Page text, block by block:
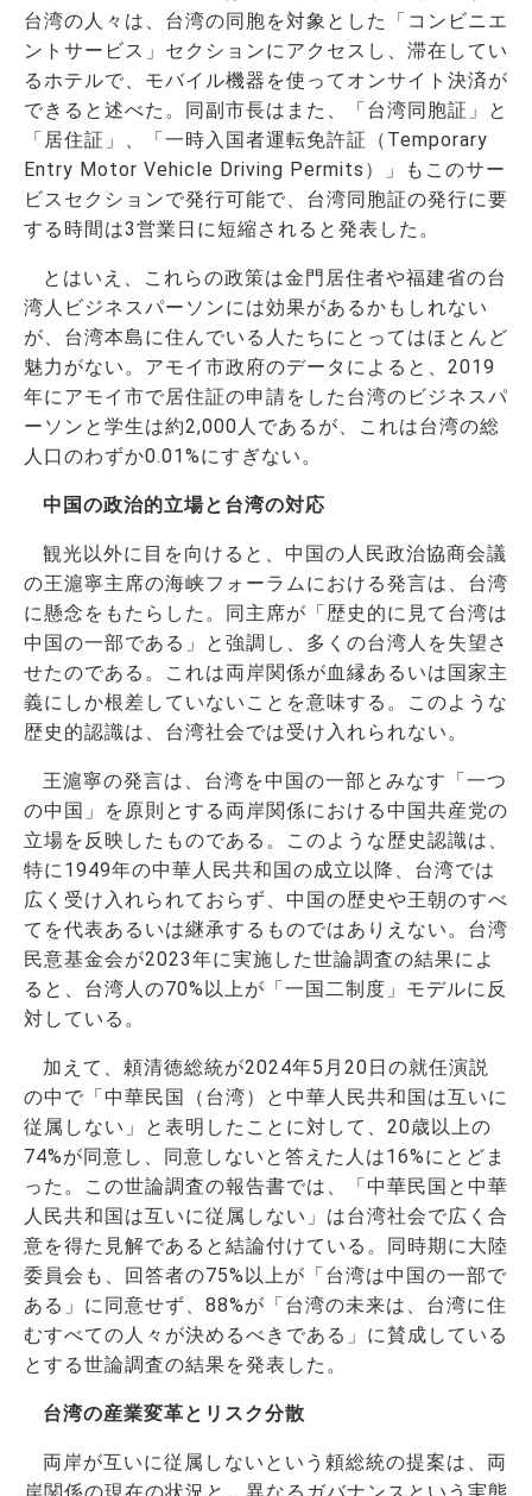
台湾の人々は、台湾の同胞を対象とした「コンビニエ
ントサービス」セクションにアクセスし、滞在してい
るホテルで、モバイル機器を使ってオンサイト決済が
できると述べた。同副市長はまた、「台湾同胞証」と
「居住証」、「一時入国者運転免許証（Temporary
Entry Motor Vehicle Driving Permits）」もこのサー
ビスセクションで発行可能で、台湾同胞証の発行に要
する時間は3営業日に短縮されると発表した。
とはいえ、これらの政策は金門居住者や福建省の台
湾人ビジネスパーソンには効果があるかもしれない
が、台湾本島に住んでいる人たちにとってはほとんど
魅力がない。アモイ市政府のデータによると、2019
年にアモイ市で居住証の申請をした台湾のビジネスパ
ーソンと学生は約2,000人であるが、これは台湾の総
人口のわずか0.01%にすぎない。
中国の政治的立場と台湾の対応
観光以外に目を向けると、中国の人民政治協商会議
の王滬寧主席の海峡フォーラムにおける発言は、台湾
に懸念をもたらした。同主席が「歴史的に見て台湾は
中国の一部である」と強調し、多くの台湾人を失望さ
せたのである。これは両岸関係が血縁あるいは国家主
義にしか根差していないことを意味する。このような
歴史的認識は、台湾社会では受け入れられない。
王滬寧の発言は、台湾を中国の一部とみなす「一つ
の中国」を原則とする両岸関係における中国共産党の
立場を反映したものである。このような歴史認識は、
特に1949年の中華人民共和国の成立以降、台湾では
広く受け入れられておらず、中国の歴史や王朝のすべ
てを代表あるいは継承するものではありえない。台湾
民意基金会が2023年に実施した世論調査の結果によ
ると、 台湾人の70%以上が「一国二制度」モデルに反
対している。
加えて、頼清徳総統が2024年5月20日の就任演説
の中で「中華民国（台湾）と中華人民共和国は互いに
従属しない」と表明したことに対して、20歳以上の
74%が同意し、同意しないと答えた人は16%にとどま
った。この世論調査の報告書では、「中華民国と中華
人民共和国は互いに従属しない」は台湾社会で広く合
意を得た見解であると結論付けている。同時期に大陸
委員会も、回答者の75%以上が「台湾は中国の一部で
ある」に同意せず、88%が「台湾の未来は、台湾に住
むすべての人々が決めるべきである」に賛成している
とする世論調査の結果を発表した。
台湾の産業変革とリスク分散
両岸が互いに従属しないという頼総統の提案は、両